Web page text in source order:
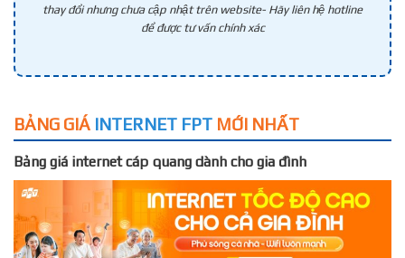
thay đổi nhưng chưa cập nhật trên website- Hãy liên hệ hotline
để được tư vấn chính xác
BẢNG GIÁ INTERNET FPT MỚI NHẤT
Bảng giá internet cáp quang dành cho gia đình